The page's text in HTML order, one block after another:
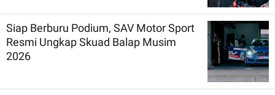
Siap Berburu Podium, SAV Motor Sport
Resmi Ungkap Skuad Balap Musim
2026